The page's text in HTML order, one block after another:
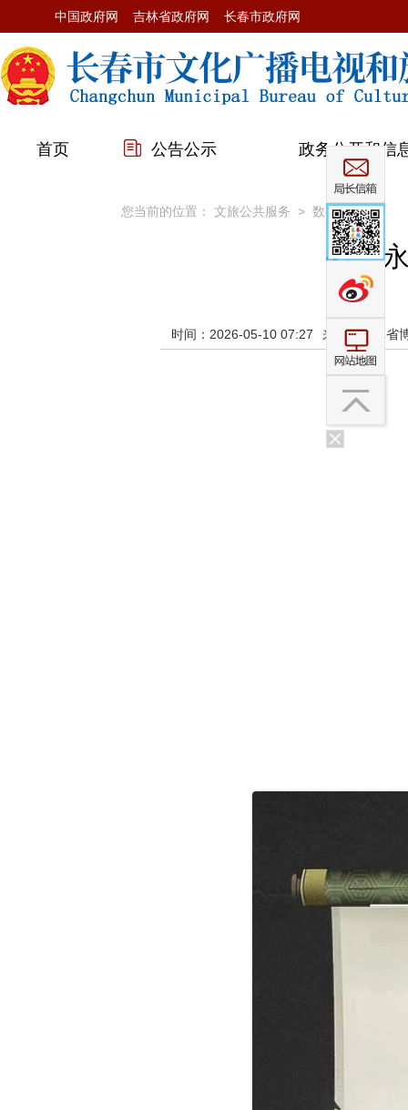
中国政府网 吉林省政府网 长春市政府网
首页 公告公示 政务公开和信
您当前的位置： 文旅公共服务 > 数字展厅
万年
时间：2026-05-10 07:27 来源：吉林省